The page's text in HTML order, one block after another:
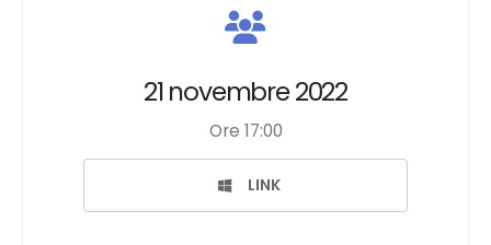
21 novembre 2022
Ore 17:00
LINK